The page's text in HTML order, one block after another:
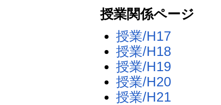
授業関係ページ
授業/H17
授業/H18
授業/H19
授業/H20
授業/H21